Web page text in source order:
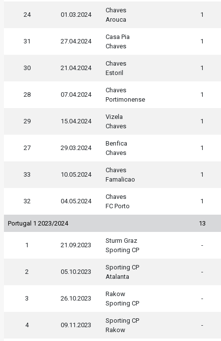
24 01.03.2024
Chaves
Arouca
1
31 27.04.2024
Casa Pia
Chaves
1
30 21.04.2024
Chaves
Estoril
1
28 07.04.2024
Chaves
Portimonense
1
29 15.04.2024
Vizela
Chaves
1
27 29.03.2024
Benfica
Chaves
1
33 10.05.2024
Chaves
Famalicao
1
32 04.05.2024
Chaves
FC Porto
1
Portugal 1 2023/2024 13
1 21.09.2023
Sturm Graz
Sporting CP
-
2 05.10.2023
Sporting CP
Atalanta
-
3 26.10.2023
Rakow
Sporting CP
-
4 09.11.2023
Sporting CP
Rakow
-